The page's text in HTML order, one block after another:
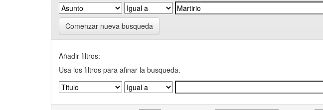
Comenzar nueva busqueda
Añadir filtros:
Usa los filtros para afinar la busqueda.